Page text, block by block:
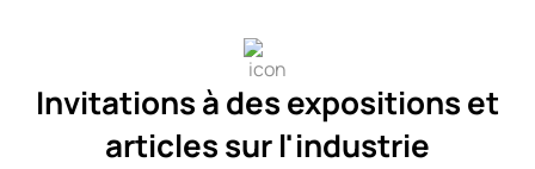
Invitations à des expositions et
articles sur l'industrie